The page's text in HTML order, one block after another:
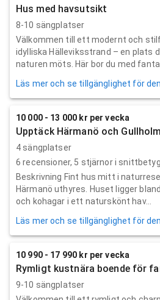
Hus med havsutsikt
8-10 sängplatser
Välkommen till ett modernt och
idylliska Hälleviksstrand – en plats
naturen möts. Här bor du med
Läs mer och se tillgänglighet för
10 000 - 13 000 kr per vecka
Upptäck Härmanö och
4 sängplatser
6 recensioner, 5 stjärnor i snittbetyg
Beskrivning Fint hus mitt i
Härmanö uthyres. Huset ligger
och kohagar i ett naturskönt hav...
Läs mer och se tillgänglighet för
10 990 - 17 990 kr per vecka
Rymligt kustnära boende för
9-10 sängplatser